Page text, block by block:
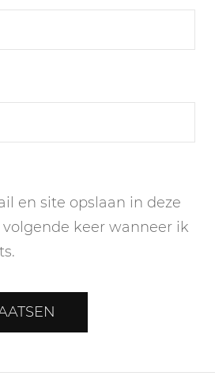
en site opslaan in deze
keer wanneer ik